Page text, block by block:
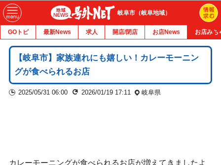
岐阜市（岐阜地域）
GOトピ 最新News 求人 開店/閉店 お店News お店みち
【岐阜市】家族連れにも嬉しい！カレーモーニン
グが食べられるお店
2025/05/31 06:00 2026/01/19 17:11 岐阜県
カレーモーニングが食べられるお店が増えてきましたよ